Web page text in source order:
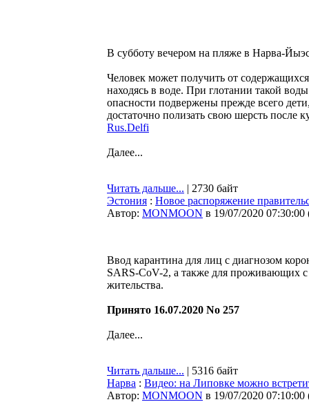
В субботу вечером на пляже в Нарва-
Человек может получить от
находясь в воде. При глотании такой
опасности подвержены прежде всего
достаточно полизать свою шерсть после
Rus.Delfi
Далее...
Читать дальше... | 2730 байт
Эстония : Новое распоряжение
Автор: MONMOON в 19/07/2020 07:30:00
Ввод карантина для лиц с диагнозом
SARS-CoV-2, а также для проживающих
жительства.
Принято 16.07.2020 No 257
Далее...
Читать дальше... | 5316 байт
Нарва : Видео: на Липовке можно
Автор: MONMOON в 19/07/2020 07:10:00